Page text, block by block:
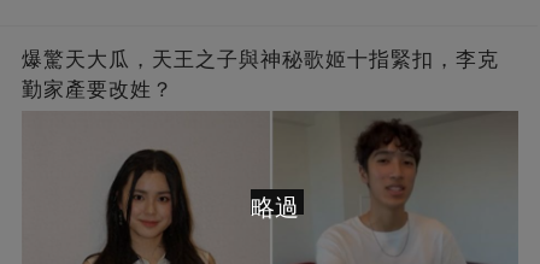
爆驚天大瓜，天王之子與神秘歌姬十指緊扣，李克
勤家產要改姓？
略過